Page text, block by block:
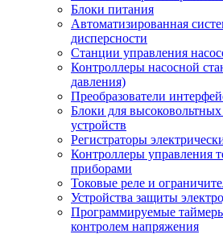
Блоки питания
Автоматизированная
дисперсности
Станции управления
Контроллеры насосной
давления)
Преобразователи
Блоки для
устройств
Регистраторы
Контроллеры управления
приборами
Токовые реле и
Устройства защиты
Программируемые
контролем напряжения